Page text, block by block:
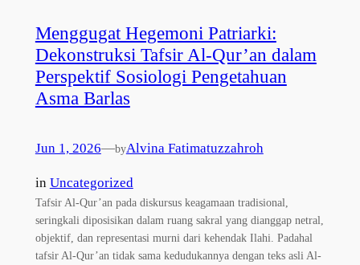
Menggugat Hegemoni Patriarki:
Dekonstruksi Tafsir Al-Qur’an dalam
Perspektif Sosiologi Pengetahuan
Asma Barlas
Jun 1, 2026—byAlvina Fatimatuzzahroh
in Uncategorized
Tafsir Al-Qur’an pada diskursus keagamaan tradisional,
seringkali diposisikan dalam ruang sakral yang dianggap netral,
objektif, dan representasi murni dari kehendak Ilahi. Padahal
tafsir Al-Qur’an tidak sama kedudukannya dengan teks asli Al-